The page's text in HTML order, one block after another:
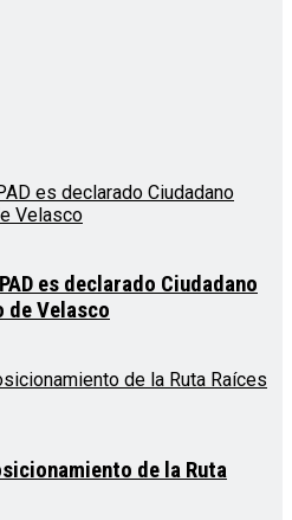
es declarado Ciudadano
de Velasco
de la Ruta